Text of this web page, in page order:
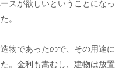
スが欲しいということにな
。
物であったので、その用途
。金利も嵩むし、建物は放